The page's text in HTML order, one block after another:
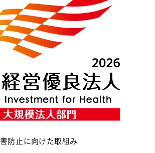
防止に向けた取組み